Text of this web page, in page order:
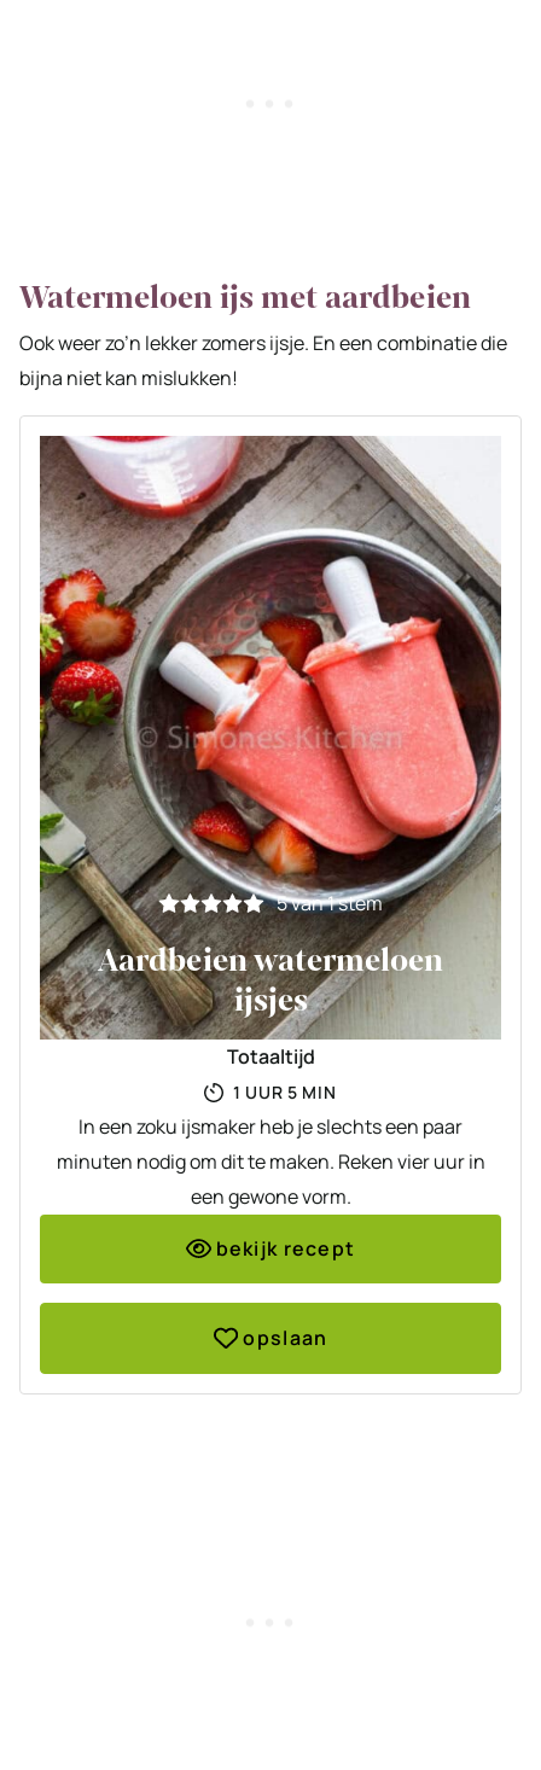
Watermeloen ijs met aardbeien
Ook weer zo’n lekker zomers ijsje. En een combinatie die
bijna niet kan mislukken!
5van 1 stem
Aardbeien watermeloen
ijsjes
Totaaltijd
1 UUR
UUR 5 MINUTEN
MIN
In een zoku ijsmaker heb je slechts een paar
minuten nodig om dit te maken. Reken vier uur in
een gewone vorm.
bekijk recept
opslaan